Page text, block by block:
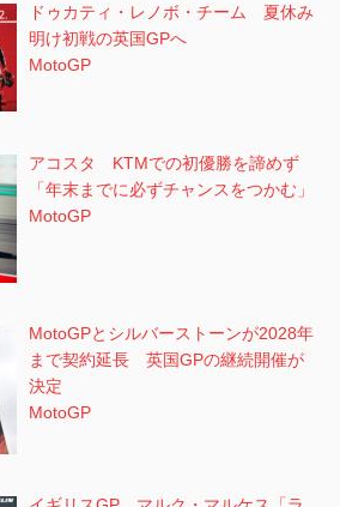
ドゥカティ・レノボ・チーム 夏休み
明け初戦の英国GPへ
MotoGP
アコスタ KTMでの初優勝を諦めず
「年末までに必ずチャンスをつかむ」
MotoGP
MotoGPとシルバーストーンが2028年
まで契約延長 英国GPの継続開催が
決定
MotoGP